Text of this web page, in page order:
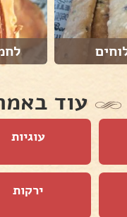
עוד
עוגיות
ירקות